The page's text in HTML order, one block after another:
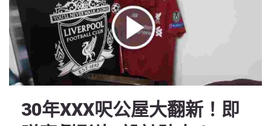
30年XXX呎公屋大翻新！即